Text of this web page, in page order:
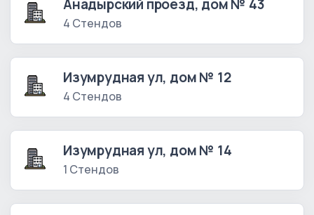
Анадырский проезд, дом № 43
4 Стендов
Изумрудная ул, дом № 12
4 Стендов
Изумрудная ул, дом № 14
1 Стендов